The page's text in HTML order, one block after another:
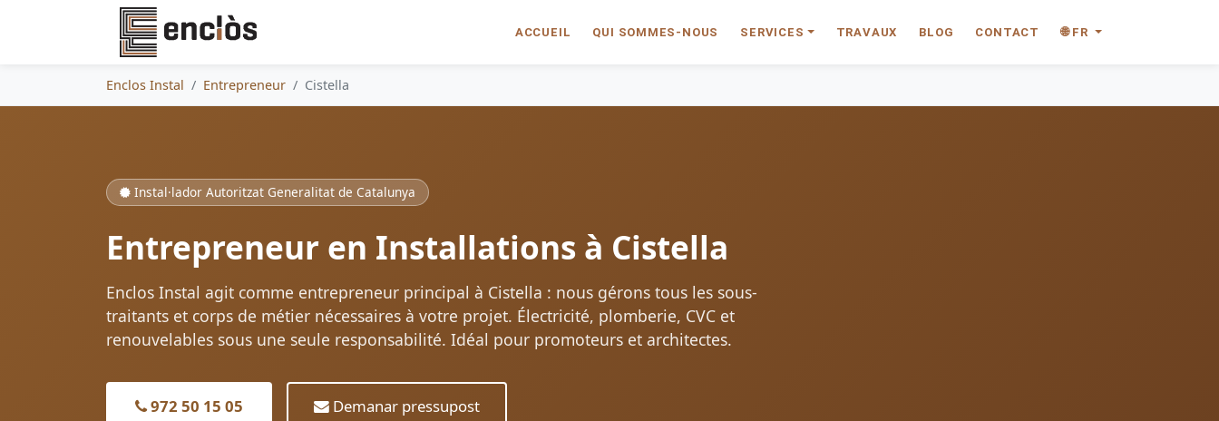
ACCUEIL QUI SOMMES-NOUS SERVICES TRAVAUX BLOG CONTACT 🌐 FR
Enclos Instal Entrepreneur Cistella
Instal·lador Autoritzat Generalitat de Catalunya
Entrepreneur en Installations à Cistella
Enclos Instal agit comme entrepreneur principal à Cistella : nous gérons tous les sous-
traitants et corps de métier nécessaires à votre projet. Électricité, plomberie, CVC et
renouvelables sous une seule responsabilité. Idéal pour promoteurs et architectes.
972 50 15 05 Demanar pressupost